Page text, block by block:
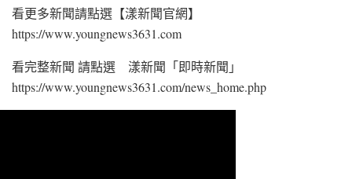
看更多新聞請點選【漾新聞官網】
https://www.youngnews3631.com⁠
看完整新聞 請點選 漾新聞「即時新聞」
https://www.youngnews3631.com/news_home.php⁠